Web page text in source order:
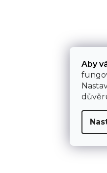
Aby